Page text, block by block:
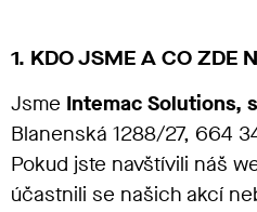
1. KDO JSME A CO ZDE
Jsme Intemac Solutions,
Blanenská 1288/27, 664
Pokud jste navštívili náš
účastnili se našich akcí